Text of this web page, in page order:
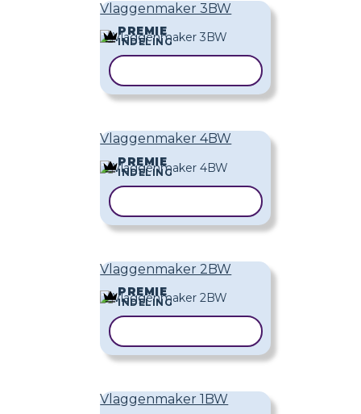
Vlaggenmaker 3BW
PREMIE
INDELING
Vlaggenmaker 4BW
PREMIE
INDELING
Vlaggenmaker 2BW
PREMIE
INDELING
Vlaggenmaker 1BW